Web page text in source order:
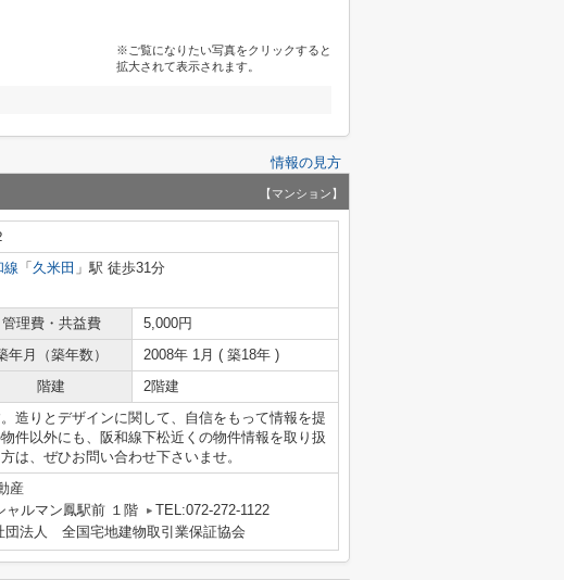
※ご覧になりたい写真をクリックすると
拡大されて表示されます。
情報の見方
【マンション】
線 「 久米田 」駅 徒歩31分
管理費・共益費
5,000円
年月（築年数）
2008年 1月 ( 築18年 )
階建 2階建
造りとデザインに関して、自信をもって情報を提
件以外にも、阪和線下松近くの物件情報を取り扱
は、ぜひお問い合わせ下さいませ。
産
ャルマン鳳駅前 １階
TEL:072-272-1122
団法人 全国宅地建物取引業保証協会